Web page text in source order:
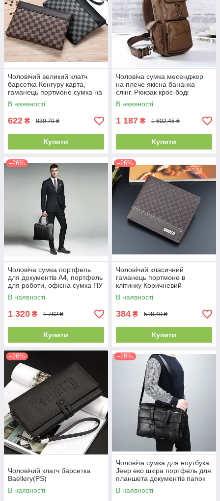
Чоловічий великий клатч
барсетка Кенгуру карта,
гаманець портмоне сумка на
ремінці
В наявності
622 ₴ 839,70 ₴
Купити
Чоловіча сумка месенджер
на плече якісна бананка
слінг. Рюкзак крос-боді
коричнева еко шкіра(PS)
В наявності
1 187 ₴ 1 602,45 ₴
Купити
–26%
Чоловіча сумка портфель
для документів А4, портфель
для роботи, офісна сумка ПУ
шкіра чорна, коричнева(PS)
В наявності
1 320 ₴ 1 782 ₴
Купити
–26%
Чоловічий класичний
гаманець портмоне в
клітинку Коричневий
В наявності
384 ₴ 518,40 ₴
Купити
–26%
Чоловічий клатч барсетка
Baellery(PS)
В наявності
–26%
Чоловіча сумка для ноутбука
Jeep еко шкіра портфель для
планшета документів папок
А4(PS)
В наявності